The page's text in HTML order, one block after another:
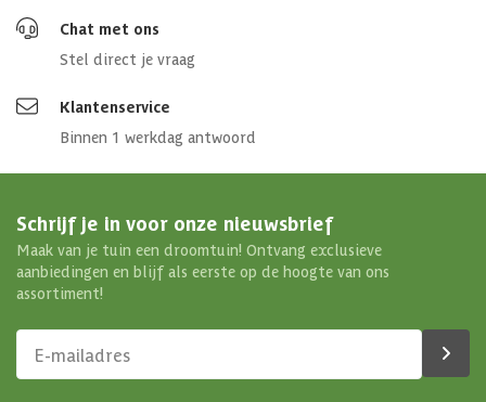
Chat met ons
Stel direct je vraag
Klantenservice
Binnen 1 werkdag antwoord
Schrijf je in voor onze nieuwsbrief
Maak van je tuin een droomtuin! Ontvang exclusieve
aanbiedingen en blijf als eerste op de hoogte van ons
assortiment!